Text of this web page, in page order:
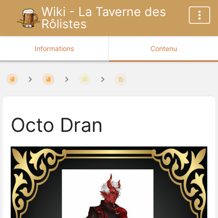
Wiki - La Taverne des
Rôlistes
Informations Contenu
Octo Dran